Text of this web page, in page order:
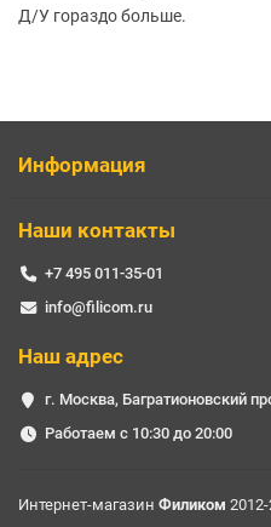
Д/У гораздо больше.
Информация
Наши контакты
+7 495 011-35-01
info@filicom.ru
Наш адрес
г. Москва, Багратионовский
Работаем с 10:30 до 20:00
Интернет-магазин Филиком